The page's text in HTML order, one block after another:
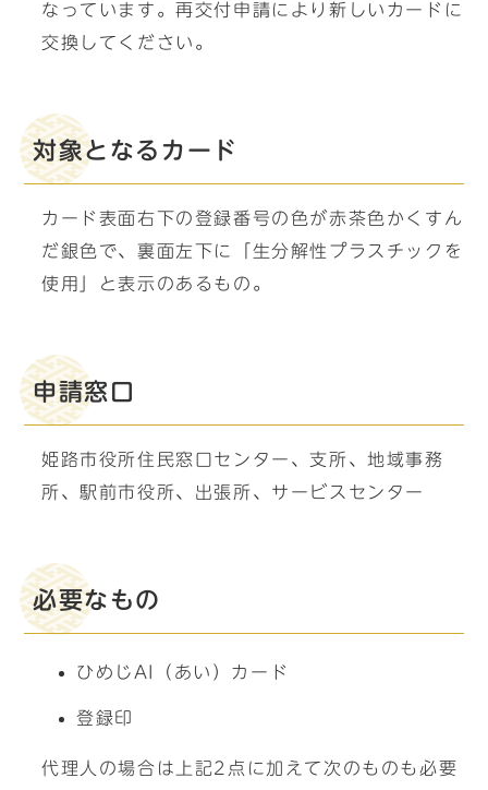
なっています。再交付申請により新しいカードに
交換してください。
対象となるカード
カード表面右下の登録番号の色が赤茶色かくすん
だ銀色で、裏面左下に「生分解性プラスチックを
使用」と表示のあるもの。
申請窓口
姫路市役所住民窓口センター、支所、地域事務
所、駅前市役所、出張所、サービスセンター
必要なもの
ひめじAI（あい）カード
登録印
代理人の場合は上記2点に加えて次のものも必要